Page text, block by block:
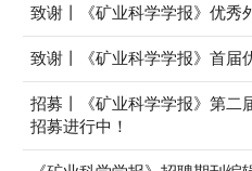
致谢丨《矿业科学学报》优秀
致谢丨《矿业科学学报》首届
招募丨《矿业科学学报》第二
招募进行中！